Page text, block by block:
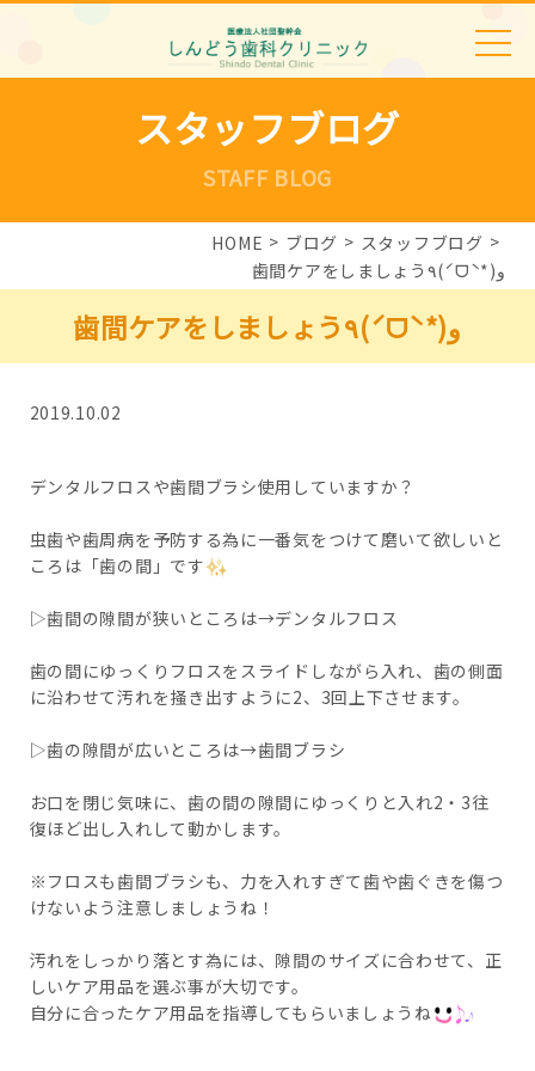
スタッフブログ
STAFF BLOG
HOME ブログ
スタッフブログ
歯間ケアをしましょう٩(ˊᗜˋ*)و
歯間ケアをしましょう٩(ˊᗜˋ*)و
2019.10.02
デンタルフロスや歯間ブラシ使用していますか？
虫歯や歯周病を予防する為に一番気をつけて磨いて欲しいと
ころは「歯の間」です
▷歯間の隙間が狭いところは→デンタルフロス
歯の間にゆっくりフロスをスライドしながら入れ、歯の側面
に沿わせて汚れを掻き出すように2、3回上下させます。
▷歯の隙間が広いところは→歯間ブラシ
お口を閉じ気味に、歯の間の隙間にゆっくりと入れ2・3往
復ほど出し入れして動かします。
※フロスも歯間ブラシも、力を入れすぎて歯や歯ぐきを傷つ
けないよう注意しましょうね！
汚れをしっかり落とす為には、隙間のサイズに合わせて、正
しいケア用品を選ぶ事が大切です。
自分に合ったケア用品を指導してもらいましょうね